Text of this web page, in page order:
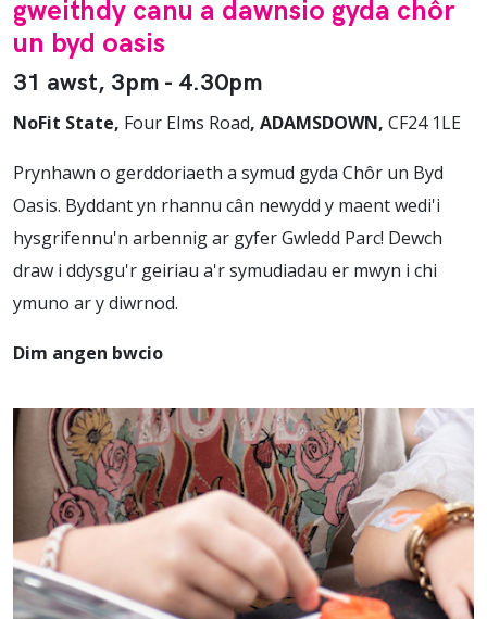
gweithdy canu a dawnsio gyda chôr
un byd oasis
31 awst, 3pm - 4.30pm
NoFit State, Four Elms Road, ADAMSDOWN, CF24 1LE
Prynhawn o gerddoriaeth a symud gyda Chôr un Byd
Oasis. Byddant yn rhannu cân newydd y maent wedi'i
hysgrifennu'n arbennig ar gyfer Gwledd Parc! Dewch
draw i ddysgu'r geiriau a'r symudiadau er mwyn i chi
ymuno ar y diwrnod.
Dim angen bwcio